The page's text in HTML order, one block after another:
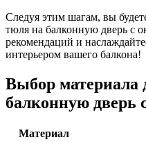
Следуя этим шагам, вы
тюля на балконную дверь с
рекомендаций и
интерьером вашего балкона!
Выбор материала
балконную дверь
Материал